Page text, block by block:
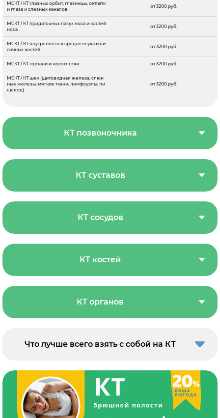
МСКТ / КТ глазных орбит, глазницы, сетчатк
и глаза и слезных каналов
от 3200 руб.
МСКТ / КТ придаточных пазух носа и костей
носа
от 3200 руб.
МСКТ / КТ внутреннего и среднего уха и ви
сочных костей
от 3200 руб.
МСКТ / КТ гортани и носоглотки от 3200 руб.
МСКТ / КТ шеи (щитовидная железа, слюн
ные железы, мягкие ткани, лимфоузлы, пи
щевод)
от 3200 руб.
КТ позвоночника
КТ суставов
КТ сосудов
КТ костей
КТ органов
Что лучше всего взять с собой на КТ